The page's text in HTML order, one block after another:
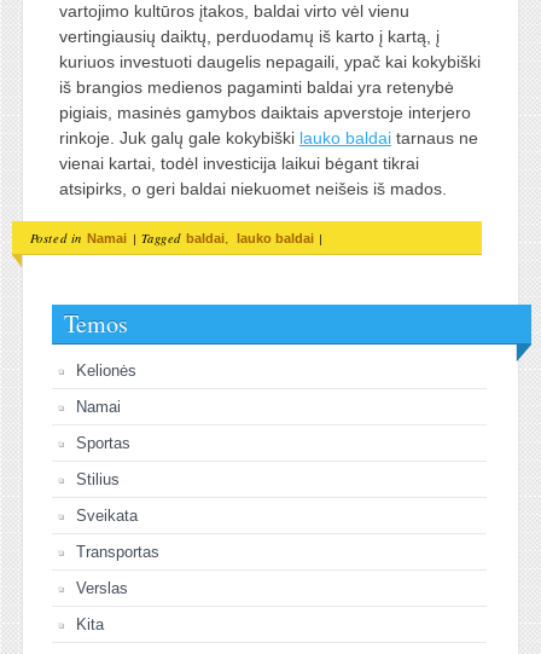
vartojimo kultūros įtakos, baldai virto vėl vienu
vertingiausių daiktų, perduodamų iš karto į kartą, į
kuriuos investuoti daugelis nepagaili, ypač kai kokybiški
iš brangios medienos pagaminti baldai yra retenybė
pigiais, masinės gamybos daiktais apverstoje interjero
rinkoje. Juk galų gale kokybiški lauko baldaitarnaus ne
vienai kartai, todėl investicija laikui bėgant tikrai
atsipirks, o geri baldai niekuomet neišeis iš mados.
Posted in Namai | Tagged baldai, lauko baldai |
Temos
Kelionės
Namai
Sportas
Stilius
Sveikata
Transportas
Verslas
Kita